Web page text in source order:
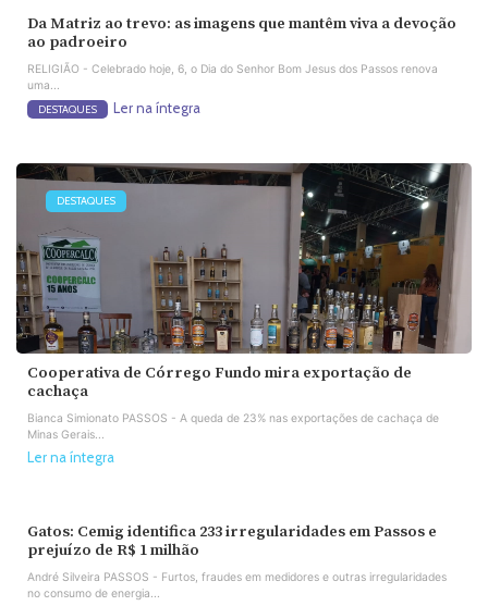
Da Matriz ao trevo: as imagens que mantêm viva a devoção
ao padroeiro
RELIGIÃO - Celebrado hoje, 6, o Dia do Senhor Bom Jesus dos Passos renova
uma...
DESTAQUES Ler na íntegra
DESTAQUES
Cooperativa de Córrego Fundo mira exportação de
cachaça
Bianca Simionato PASSOS - A queda de 23% nas exportações de cachaça de
Minas Gerais...
Ler na íntegra
Gatos: Cemig identifica 233 irregularidades em Passos e
prejuízo de R$ 1 milhão
André Silveira PASSOS - Furtos, fraudes em medidores e outras irregularidades
no consumo de energia...